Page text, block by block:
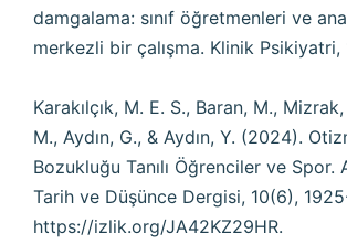
damgalama: sınıf öğretmenleri ve
merkezli bir çalışma. Klinik Psikiyatri,
Karakılçık, M. E. S., Baran, M.,
M., Aydın, G., & Aydın, Y. (2024).
Bozukluğu Tanılı Öğrenciler ve Spor.
Tarih ve Düşünce Dergisi, 10(6),
https://izlik.org/JA42KZ29HR.